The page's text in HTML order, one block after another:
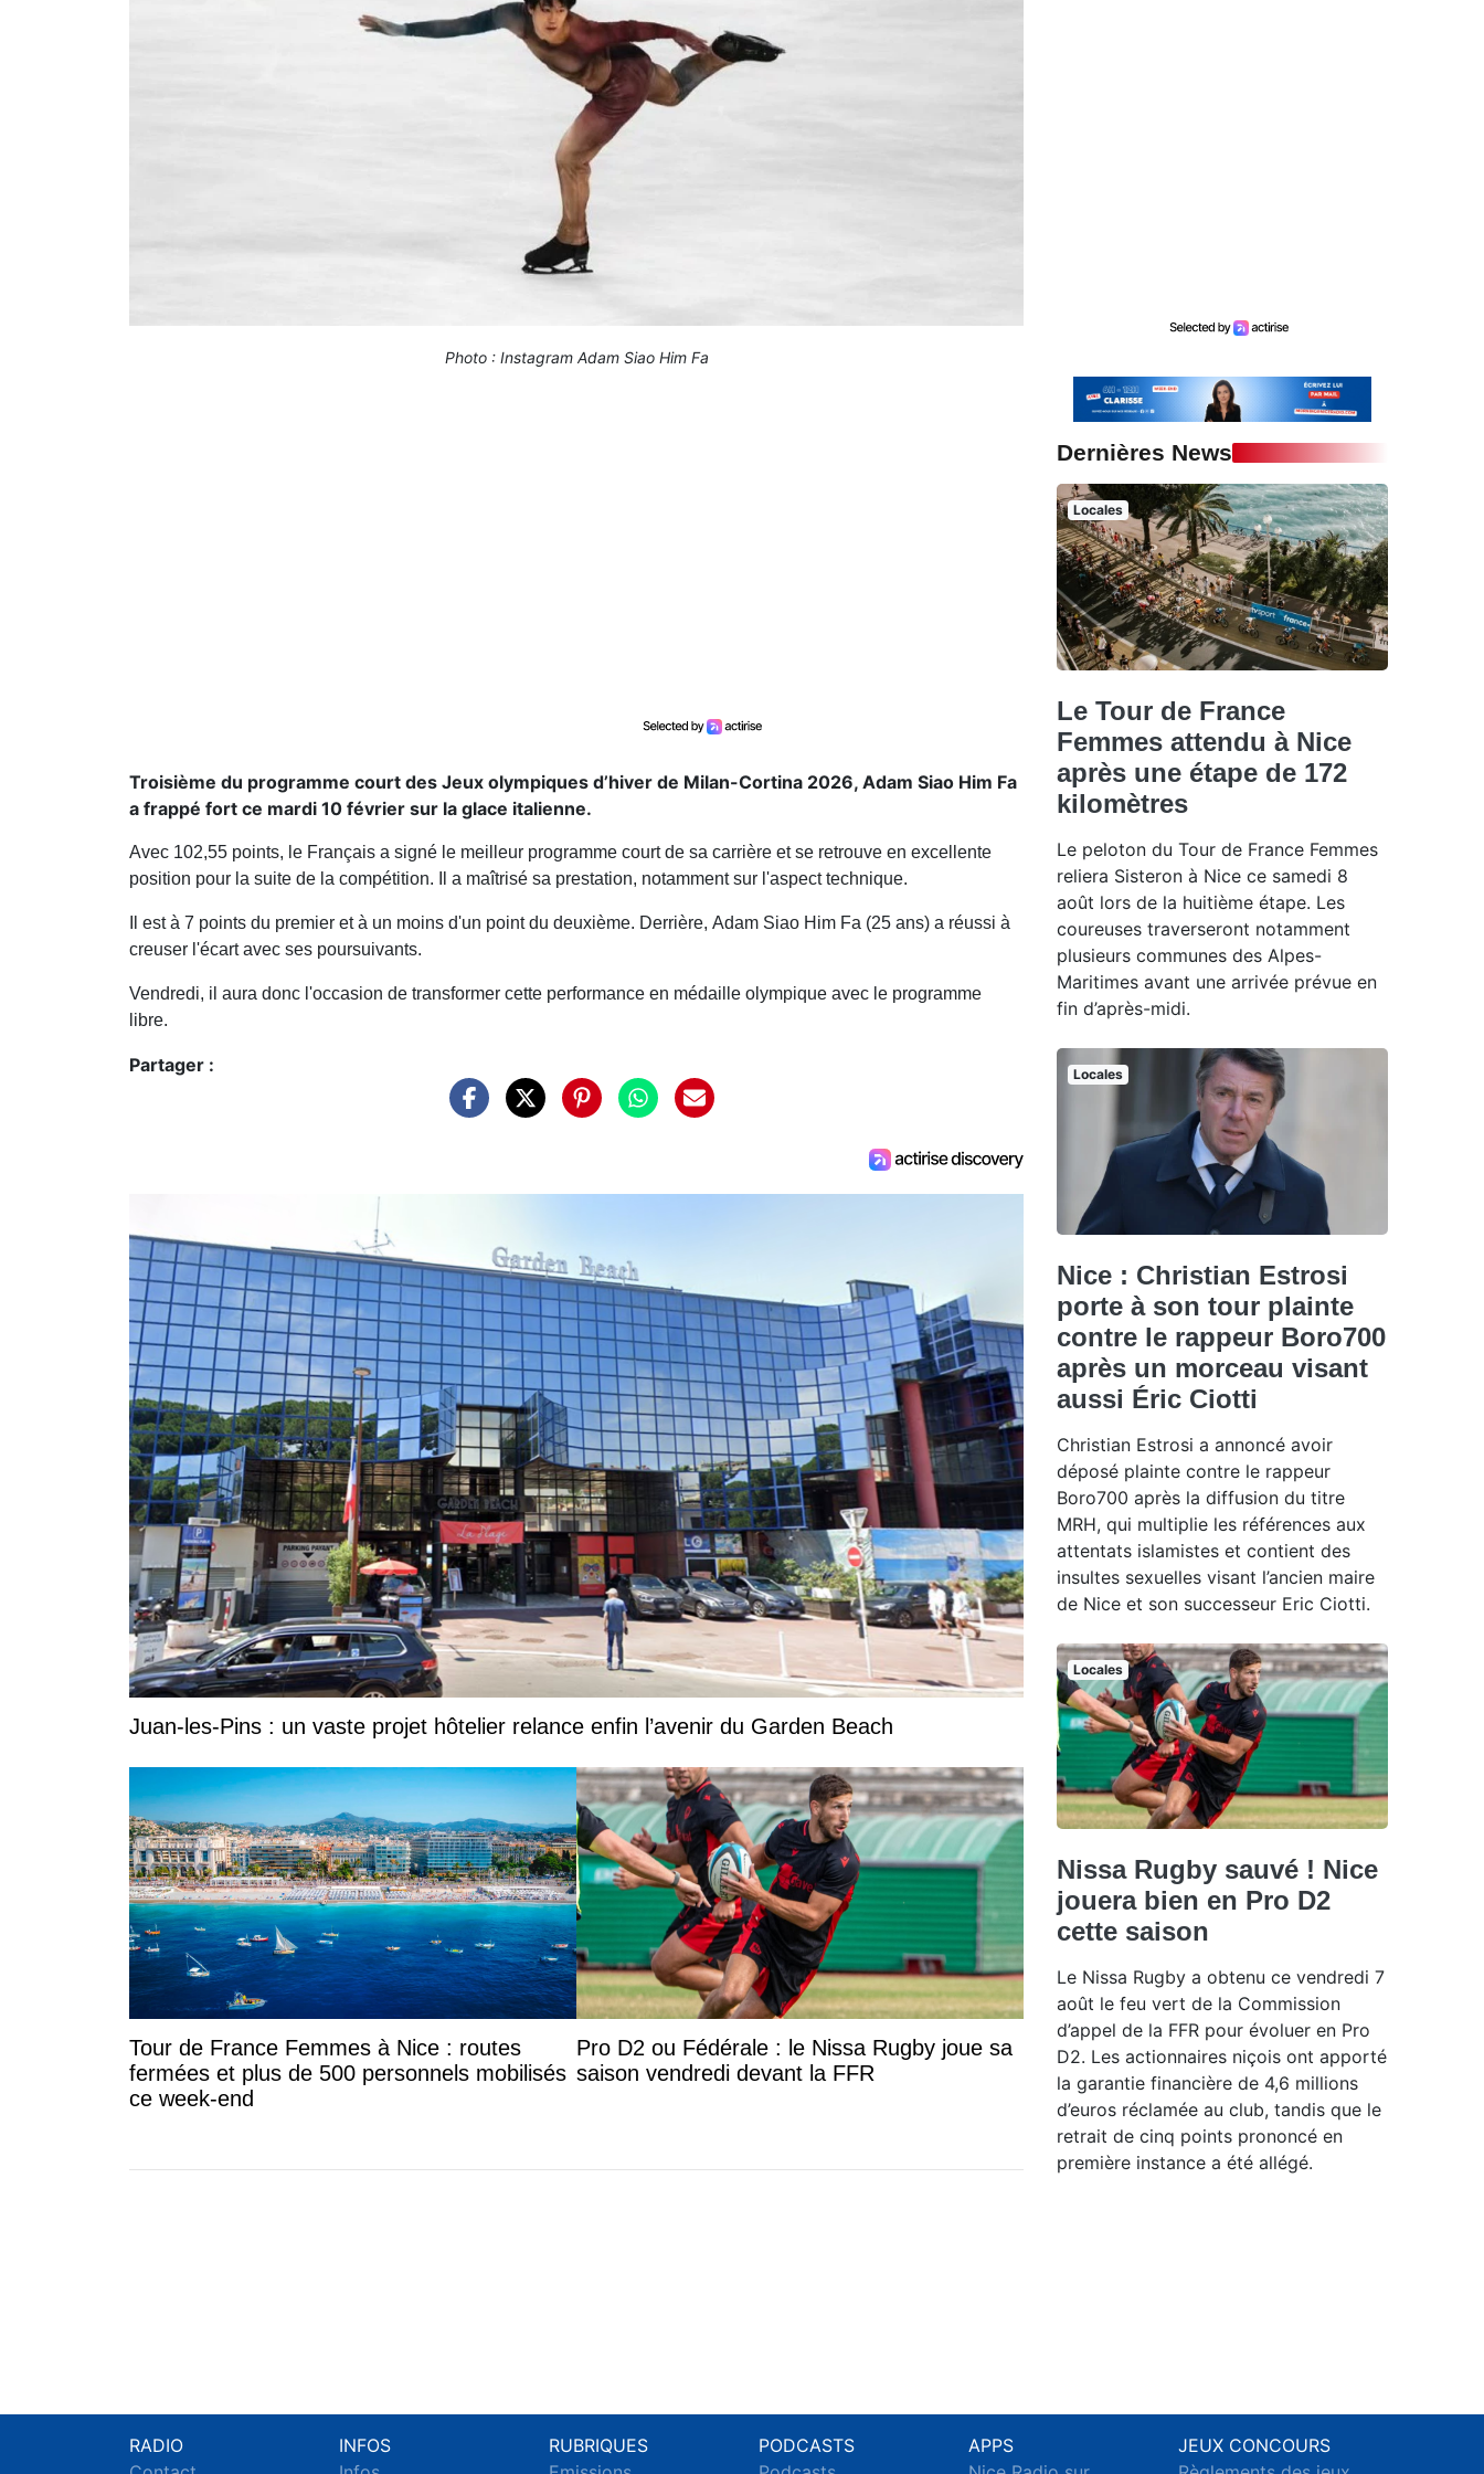
Photo : Instagram Adam Siao Him Fa
Troisième du programme court des Jeux olympiques d’hiver de Milan-Cortina 2026, Adam Siao Him Fa
a frappé fort ce mardi 10 février sur la glace italienne.
Avec 102,55 points, le Français a signé le meilleur programme court de sa carrière et se retrouve en excellente
position pour la suite de la compétition. Il a maîtrisé sa prestation, notamment sur l'aspect technique.
Il est à 7 points du premier et à un moins d'un point du deuxième. Derrière, Adam Siao Him Fa (25 ans) a réussi à
creuser l'écart avec ses poursuivants.
Vendredi, il aura donc l'occasion de transformer cette performance en médaille olympique avec le programme
libre.
Partager :
Juan-les-Pins : un vaste projet hôtelier relance enfin l’avenir du Garden Beach
Tour de France Femmes à Nice : routes
fermées et plus de 500 personnels mobilisés
ce week-end
Pro D2 ou Fédérale : le Nissa Rugby joue sa
saison vendredi devant la FFR
Dernières News
Locales
Le Tour de France
Femmes attendu à Nice
après une étape de 172
kilomètres
Le peloton du Tour de France Femmes
reliera Sisteron à Nice ce samedi 8
août lors de la huitième étape. Les
coureuses traverseront notamment
plusieurs communes des Alpes-
Maritimes avant une arrivée prévue en
fin d’après-midi.
Locales
Nice : Christian Estrosi
porte à son tour plainte
contre le rappeur Boro700
après un morceau visant
aussi Éric Ciotti
Christian Estrosi a annoncé avoir
déposé plainte contre le rappeur
Boro700 après la diffusion du titre
MRH, qui multiplie les références aux
attentats islamistes et contient des
insultes sexuelles visant l’ancien maire
de Nice et son successeur Eric Ciotti.
Locales
Nissa Rugby sauvé ! Nice
jouera bien en Pro D2
cette saison
Le Nissa Rugby a obtenu ce vendredi 7
août le feu vert de la Commission
d’appel de la FFR pour évoluer en Pro
D2. Les actionnaires niçois ont apporté
la garantie financière de 4,6 millions
d’euros réclamée au club, tandis que le
retrait de cinq points prononcé en
première instance a été allégé.
RADIO
INFOS
RUBRIQUES
PODCASTS
APPS
JEUX CONCOURS